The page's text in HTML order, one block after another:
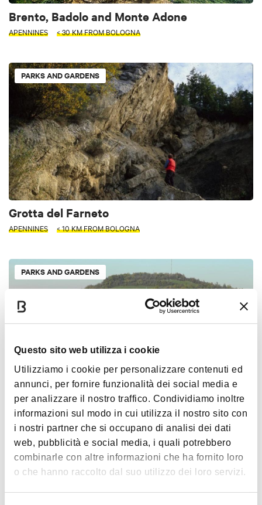
Questo sito web utilizza i cookie
Utilizziamo i cookie per personalizzare contenuti ed
annunci, per fornire funzionalità dei social media e
per analizzare il nostro traffico. Condividiamo inoltre
informazioni sul modo in cui utilizza il nostro sito con
i nostri partner che si occupano di analisi dei dati
web, pubblicità e social media, i quali potrebbero
combinarle con altre informazioni che ha fornito loro
o che hanno raccolto dal suo utilizzo dei loro servizi.
Brento, Badolo and Monte Adone
APENNINES < 30 KM FROM BOLOGNA
PARKS AND GARDENS
Grotta del Farneto
APENNINES < 10 KM FROM BOLOGNA
PARKS AND GARDENS
Calanchi Paderno
BOLOGNA
PARKS AND GARDENS